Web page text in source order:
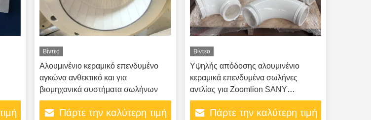
Βίντεο
Αλουμινένιο κεραμικό επενδυμένο
αγκώνα ανθεκτικό και για
βιομηχανικά συστήματα σωλήνων
Πάρτε την καλύτερη τιμή
Βίντεο
Υψηλής απόδοσης αλουμινένιο
κεραμικά επενδυμένα σωλήνες
αντλίας για Zoomlion SANY
Σιδηρουργικά φορτηγά αντλιών
παγκόσμια εξαγωγή μηχανημάτων
Πάρτε την καλύτερη τιμή